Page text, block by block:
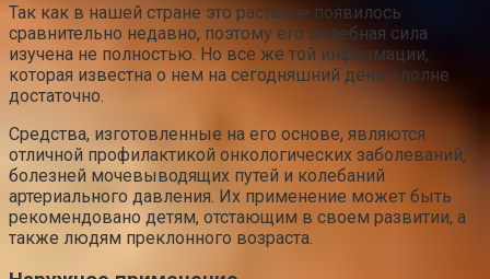
Так как в нашей стране это растение появилось
сравнительно недавно, поэтому его целебная сила
изучена не полностью. Но все же той информации,
которая известна о нем на сегодняшний день вполне
достаточно.
Средства, изготовленные на его основе, являются
отличной профилактикой онкологических заболеваний,
болезней мочевыводящих путей и колебаний
артериального давления. Их применение может быть
рекомендовано детям, отстающим в своем развитии, а
также людям преклонного возраста.